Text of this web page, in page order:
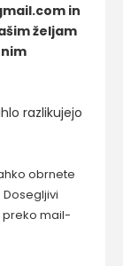
in
željam
razlikujejo
obrnete
preko mail-